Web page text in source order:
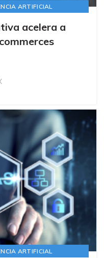
ARTIFICIAL
acelera a
ARTIFICIAL